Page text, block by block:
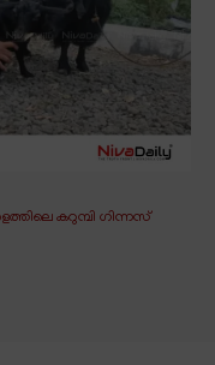
കറുമ്പി ഗിന്നസ്